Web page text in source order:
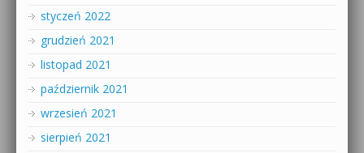
styczeń 2022
grudzień 2021
listopad 2021
październik 2021
wrzesień 2021
sierpień 2021